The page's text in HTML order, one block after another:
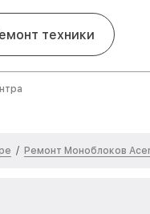
техники
/ Ремонт Моноблоков